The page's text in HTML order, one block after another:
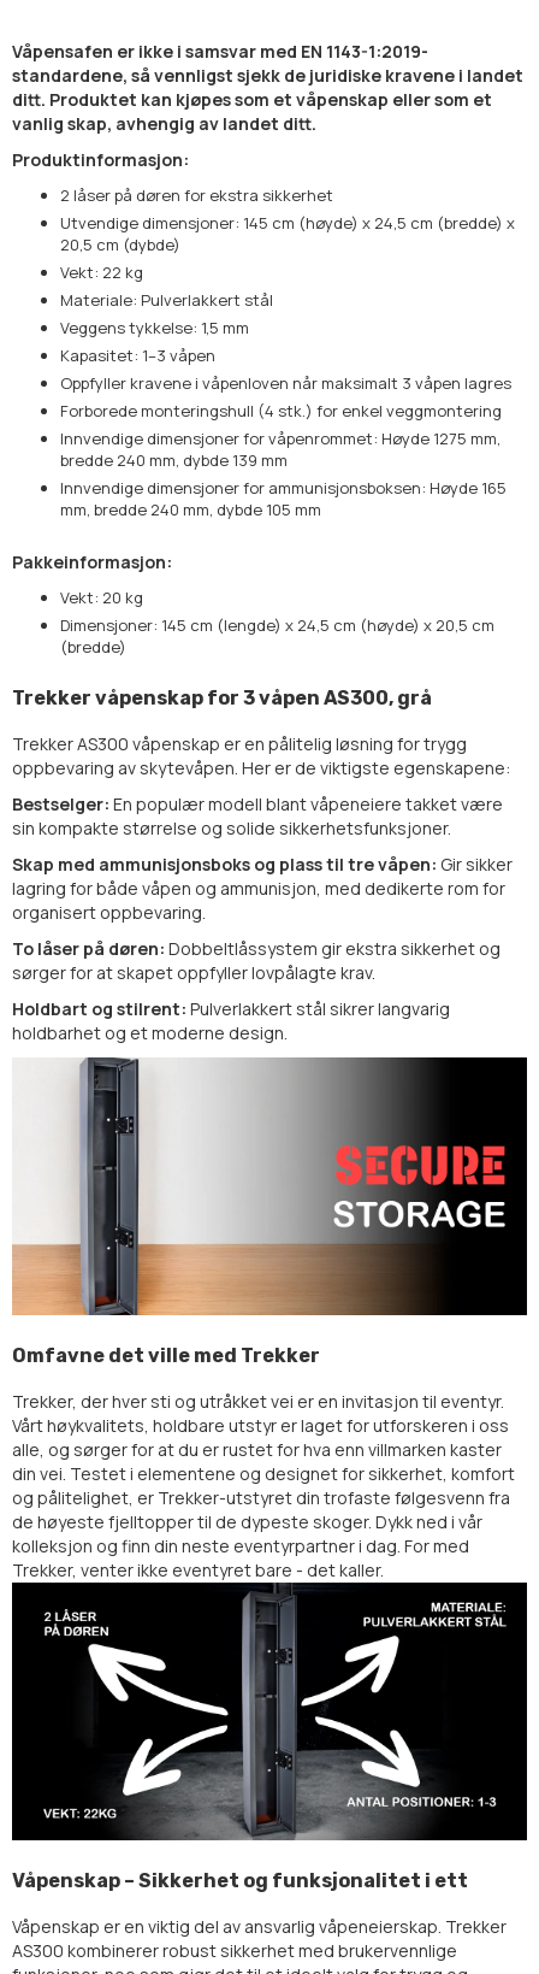
Våpensafen er ikke i samsvar med EN 1143-1:2019-
standardene, så vennligst sjekk de juridiske kravene i landet
ditt. Produktet kan kjøpes som et våpenskap eller som et
vanlig skap, avhengig av landet ditt.
Produktinformasjon:
2 låser på døren for ekstra sikkerhet
Utvendige dimensjoner: 145 cm (høyde) x 24,5 cm (bredde) x
20,5 cm (dybde)
Vekt: 22 kg
Materiale: Pulverlakkert stål
Veggens tykkelse: 1,5 mm
Kapasitet: 1–3 våpen
Oppfyller kravene i våpenloven når maksimalt 3 våpen lagres
Forborede monteringshull (4 stk.) for enkel veggmontering
Innvendige dimensjoner for våpenrommet: Høyde 1275 mm,
bredde 240 mm, dybde 139 mm
Innvendige dimensjoner for ammunisjonsboksen: Høyde 165
mm, bredde 240 mm, dybde 105 mm
Pakkeinformasjon:
Vekt: 20 kg
Dimensjoner: 145 cm (lengde) x 24,5 cm (høyde) x 20,5 cm
(bredde)
Trekker våpenskap for 3 våpen AS300, grå
Trekker AS300 våpenskap er en pålitelig løsning for trygg
oppbevaring av skytevåpen. Her er de viktigste egenskapene:
Bestselger: En populær modell blant våpeneiere takket være
sin kompakte størrelse og solide sikkerhetsfunksjoner.
Skap med ammunisjonsboks og plass til tre våpen: Gir sikker
lagring for både våpen og ammunisjon, med dedikerte rom for
organisert oppbevaring.
To låser på døren: Dobbeltlåssystem gir ekstra sikkerhet og
sørger for at skapet oppfyller lovpålagte krav.
Holdbart og stilrent: Pulverlakkert stål sikrer langvarig
holdbarhet og et moderne design.
Omfavne det ville med Trekker
Trekker, der hver sti og utråkket vei er en invitasjon til eventyr.
Vårt høykvalitets, holdbare utstyr er laget for utforskeren i oss
alle, og sørger for at du er rustet for hva enn villmarken kaster
din vei. Testet i elementene og designet for sikkerhet, komfort
og pålitelighet, er Trekker-utstyret din trofaste følgesvenn fra
de høyeste fjelltopper til de dypeste skoger. Dykk ned i vår
kolleksjon og finn din neste eventyrpartner i dag. For med
Trekker, venter ikke eventyret bare - det kaller.
Våpenskap – Sikkerhet og funksjonalitet i ett
Våpenskap er en viktig del av ansvarlig våpeneierskap. Trekker
AS300 kombinerer robust sikkerhet med brukervennlige